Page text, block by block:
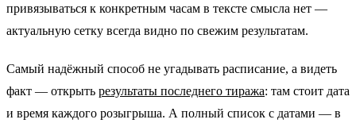
привязываться к конкретным часам в тексте смысла нет —
актуальную сетку всегда видно по свежим результатам.
Самый надёжный способ не угадывать расписание, а видеть
факт — открыть результаты последнего тиража: там стоит дата
и время каждого розыгрыша. А полный список с датами — в